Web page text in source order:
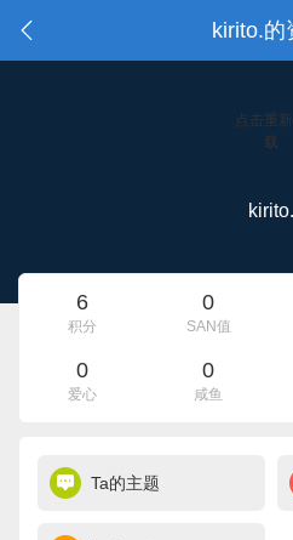
kirito.的
点击重
载
kirito.
6
积分
0
SAN值
0
爱心
0
咸鱼
Ta的主题